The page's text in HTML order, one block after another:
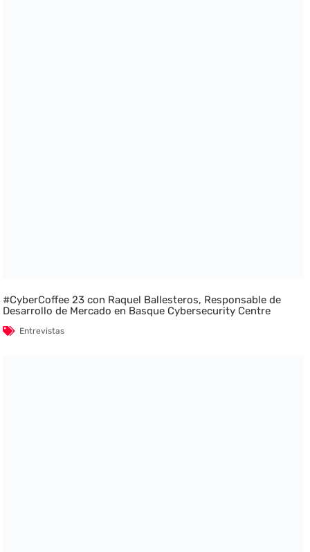
#CyberCoffee 23 con Raquel Ballesteros, Responsable de
Desarrollo de Mercado en Basque Cybersecurity Centre
Entrevistas